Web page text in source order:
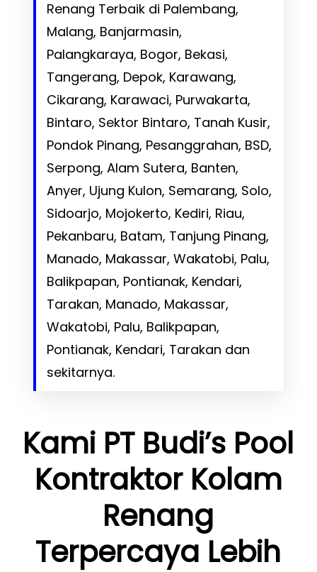
Renang Terbaik di Palembang,
Malang, Banjarmasin,
Palangkaraya, Bogor, Bekasi,
Tangerang, Depok, Karawang,
Cikarang, Karawaci, Purwakarta,
Bintaro, Sektor Bintaro, Tanah Kusir,
Pondok Pinang, Pesanggrahan, BSD,
Serpong, Alam Sutera, Banten,
Anyer, Ujung Kulon, Semarang, Solo,
Sidoarjo, Mojokerto, Kediri, Riau,
Pekanbaru, Batam, Tanjung Pinang,
Manado, Makassar, Wakatobi, Palu,
Balikpapan, Pontianak, Kendari,
Tarakan, Manado, Makassar,
Wakatobi, Palu, Balikpapan,
Pontianak, Kendari, Tarakan dan
sekitarnya.
Kami PT Budi’s Pool
Kontraktor Kolam
Renang
Terpercaya Lebih